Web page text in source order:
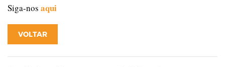
Siga-nos aqui
VOLTAR